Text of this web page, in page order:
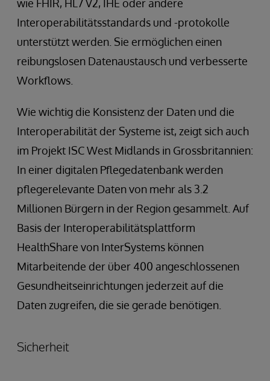
wie FHIR, HL7 V2, IHE oder andere
Interoperabilitätsstandards und -protokolle
unterstützt werden. Sie ermöglichen einen
reibungslosen Datenaustausch und verbesserte
Workflows.
Wie wichtig die Konsistenz der Daten und die
Interoperabilität der Systeme ist, zeigt sich auch
im Projekt ISC West Midlands in Grossbritannien:
In einer digitalen Pflegedatenbank werden
pflegerelevante Daten von mehr als 3.2
Millionen Bürgern in der Region gesammelt. Auf
Basis der Interoperabilitätsplattform
HealthShare von InterSystems können
Mitarbeitende der über 400 angeschlossenen
Gesundheitseinrichtungen jederzeit auf die
Daten zugreifen, die sie gerade benötigen.
Sicherheit